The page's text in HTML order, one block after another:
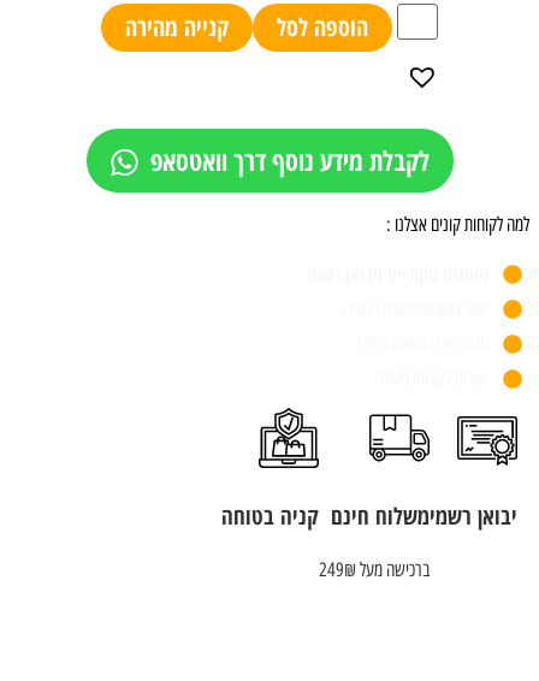
הוספה לסל
קנייה מהירה
לקבלת מידע נוסף דרך וואטסאפ
למה לקוחות קונים אצלנו :
יבואן רשמימשלוח חינם
ברכישה מעל 249₪
קניה בטוחה